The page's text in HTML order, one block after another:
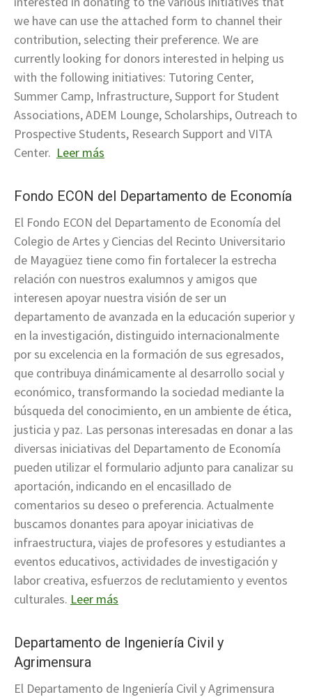
we have can use the attached form to channel their
contribution, selecting their preference. We are
currently looking for donors interested in helping us
with the following initiatives: Tutoring Center,
Summer Camp, Infrastructure, Support for Student
Associations, ADEM Lounge, Scholarships, Outreach to
Prospective Students, Research Support and VITA
Center. Leer más
Fondo ECON del Departamento de Economía
El Fondo ECON del Departamento de Economía del
Colegio de Artes y Ciencias del Recinto Universitario
de Mayagüez tiene como fin fortalecer la estrecha
relación con nuestros exalumnos y amigos que
interesen apoyar nuestra visión de ser un
departamento de avanzada en la educación superior y
en la investigación, distinguido internacionalmente
por su excelencia en la formación de sus egresados,
que contribuya dinámicamente al desarrollo social y
económico, transformando la sociedad mediante la
búsqueda del conocimiento, en un ambiente de ética,
justicia y paz. Las personas interesadas en donar a las
diversas iniciativas del Departamento de Economía
pueden utilizar el formulario adjunto para canalizar su
aportación, indicando en el encasillado de
comentarios su deseo o preferencia. Actualmente
buscamos donantes para apoyar iniciativas de
infraestructura, viajes de profesores y estudiantes a
eventos educativos, actividades de investigación y
labor creativa, esfuerzos de reclutamiento y eventos
culturales. Leer más
Departamento de Ingeniería Civil y
Agrimensura
El Departamento de Ingeniería Civil y Agrimensura